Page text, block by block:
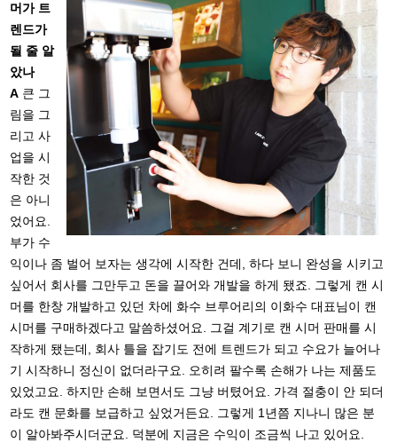
머가 트
렌드가
될 줄 알
았나
A 큰 그
림을 그
리고 사
업을 시
작한 것
은 아니
었어요.
부가 수
익이나 좀 벌어 보자는 생각에 시작한 건데, 하다 보니 완성을 시키고
싶어서 회사를 그만두고 돈을 끌어와 개발을 하게 됐죠. 그렇게 캔 시
머를 한창 개발하고 있던 차에 화수 브루어리의 이화수 대표님이 캔
시머를 구매하겠다고 말씀하셨어요. 그걸 계기로 캔 시머 판매를 시
작하게 됐는데, 회사 틀을 잡기도 전에 트렌드가 되고 수요가 늘어나
기 시작하니 정신이 없더라구요. 오히려 팔수록 손해가 나는 제품도
있었고요. 하지만 손해 보면서도 그냥 버텼어요. 가격 절충이 안 되더
라도 캔 문화를 보급하고 싶었거든요. 그렇게 1년쯤 지나니 많은 분
이 알아봐주시더군요. 덕분에 지금은 수익이 조금씩 나고 있어요.